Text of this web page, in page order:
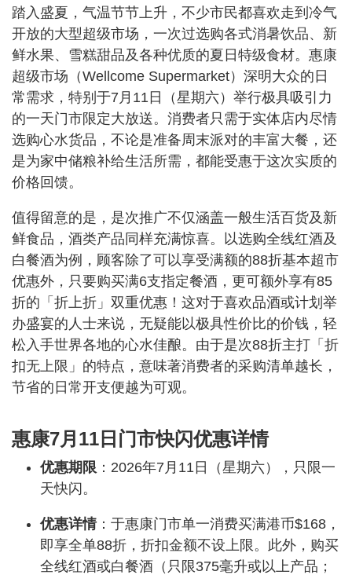
踏入盛夏，气温节节上升，不少市民都喜欢走到冷气
开放的大型超级市场，一次过选购各式消暑饮品、新
鲜水果、雪糕甜品及各种优质的夏日特级食材。惠康
超级市场（Wellcome Supermarket）深明大众的日
常需求，特别于7月11日（星期六）举行极具吸引力
的一天门市限定大放送。消费者只需于实体店内尽情
选购心水货品，不论是准备周末派对的丰富大餐，还
是为家中储粮补给生活所需，都能受惠于这次实质的
价格回馈。
值得留意的是，是次推广不仅涵盖一般生活百货及新
鲜食品，酒类产品同样充满惊喜。以选购全线红酒及
白餐酒为例，顾客除了可以享受满额的88折基本超市
优惠外，只要购买满6支指定餐酒，更可额外享有85
折的「折上折」双重优惠！这对于喜欢品酒或计划举
办盛宴的人士来说，无疑能以极具性价比的价钱，轻
松入手世界各地的心水佳酿。由于是次88折主打「折
扣无上限」的特点，意味著消费者的采购清单越长，
节省的日常开支便越为可观。
惠康7月11日门市快闪优惠详情
优惠期限 ：2026年7月11日（星期六），只限一
天快闪。
优惠详情：于惠康门市单一消费买满港币$168，
即享全单88折，折扣金额不设上限。此外，购买
全线红酒或白餐酒（只限375毫升或以上产品；